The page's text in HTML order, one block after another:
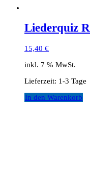
Liederquiz
15,40 €
inkl. 7 % MwSt.
Lieferzeit: 1-3 Tage
In den Warenkorb